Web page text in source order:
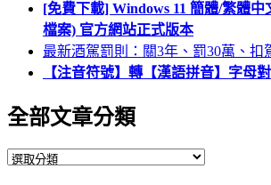
[免費下載] Windows 11 簡體/繁體中
檔案) 官方網站正式版本
最新酒駕罰則：關3年、罰30萬、扣
【注音符號】轉【漢語拼音】字母
全部文章分類
全